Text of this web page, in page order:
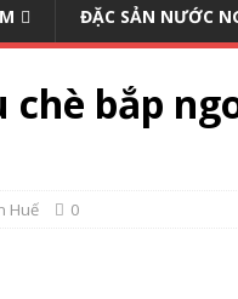
ĐẶC SẢN NƯỚC
chè bắp
Huế 0